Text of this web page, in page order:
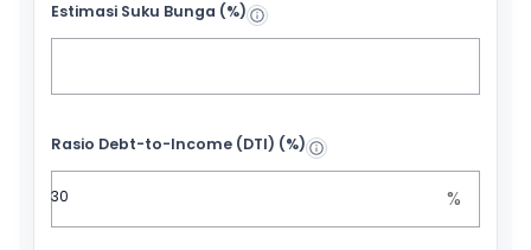
Estimasi Suku Bunga (%)
Rasio Debt-to-Income (DTI) (%)
%